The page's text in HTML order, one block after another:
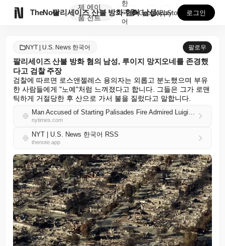
TheNote
제
품
에이
전트
팔리세이즈 산불 방화 혐의 남성, 루이지 망지오네를 존...
한
국
어
GooglePlay
AppStore 로그인
NYT | U.S. News 한국어 팔로우
팔리세이즈 산불 방화 혐의 남성, 루이지 망지오네를 존경했
다고 검찰 주장
검찰에 따르면 로스앤젤레스 용의자는 외롭고 분노했으며 부유
한 사람들에게 "노예"처럼 느껴졌다고 합니다. 그들은 그가 로맨
틱하게 거절당한 후 산으로 가서 불을 질렀다고 말합니다.
Man Accused of Starting Palisades Fire Admired Luigi Mangione, Prosecutors Say
nytimes.com
NYT | U.S. News 한국어 RSS
thenote.app